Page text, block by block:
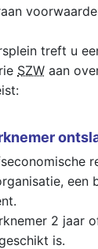
treft u
SZW aan
een
2 jaar
is.